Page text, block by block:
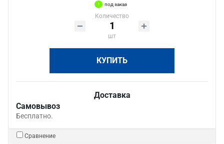
под заказ
Количество
шт
КУПИТЬ
Доставка
Самовывоз
Бесплатно.
Сравнение